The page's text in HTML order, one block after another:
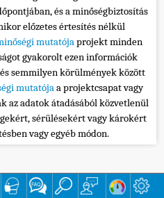
és a minőségbiztosítás
előzetes értesítés nélkül
mutatójaprojekt minden
gyakorolt ezen információk
semmilyen körülmények között
mutatójaa projektcsapat vagy
az adatok átadásából közvetlenül
sérülésekért vagy károkért
vagy egyéb módon.